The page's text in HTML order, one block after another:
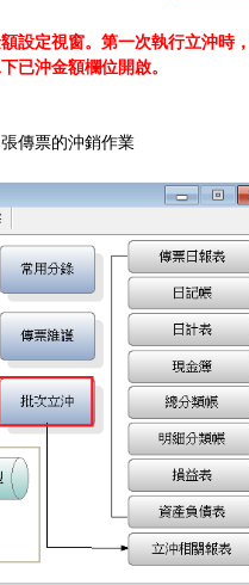
設定視窗。第一次執行立沖時
已沖金額欄位開啟。
傳票的沖銷作業